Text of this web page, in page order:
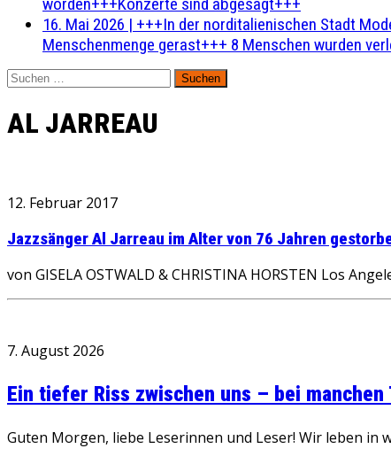
16. Mai 2026 | +++In der norditalienischen Stadt
Menschenmenge gerast+++ 8 Menschen wurden
Suchen
nach:
AL JARREAU
12. Februar 2017
Jazzsänger Al Jarreau im Alter von 76 Jahren
von GISELA OSTWALD & CHRISTINA HORSTEN Los
7. August 2026
Ein tiefer Riss zwischen uns – bei
Guten Morgen, liebe Leserinnen und Leser! Wir leben in